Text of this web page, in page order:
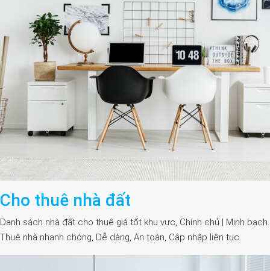
Cho thuê nhà đất
Danh sách nhà đất cho thuê giá tốt khu vực, Chính chủ | Minh bạch.
Thuê nhà nhanh chóng, Dễ dàng, An toàn, Cập nhập liên tục.